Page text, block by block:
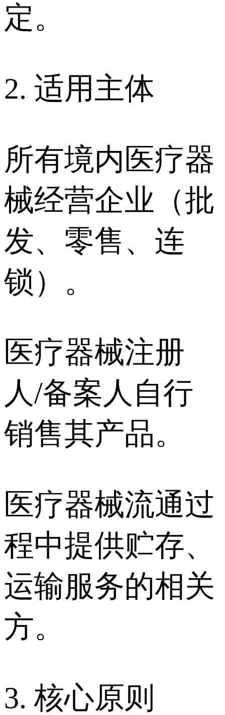
定。
2. 适用主体
所有境内医疗器
械经营企业（批
发、零售、连
锁）。
医疗器械注册
人/备案人自行
销售其产品。
医疗器械流通过
程中提供贮存、
运输服务的相关
方。
3. 核心原则